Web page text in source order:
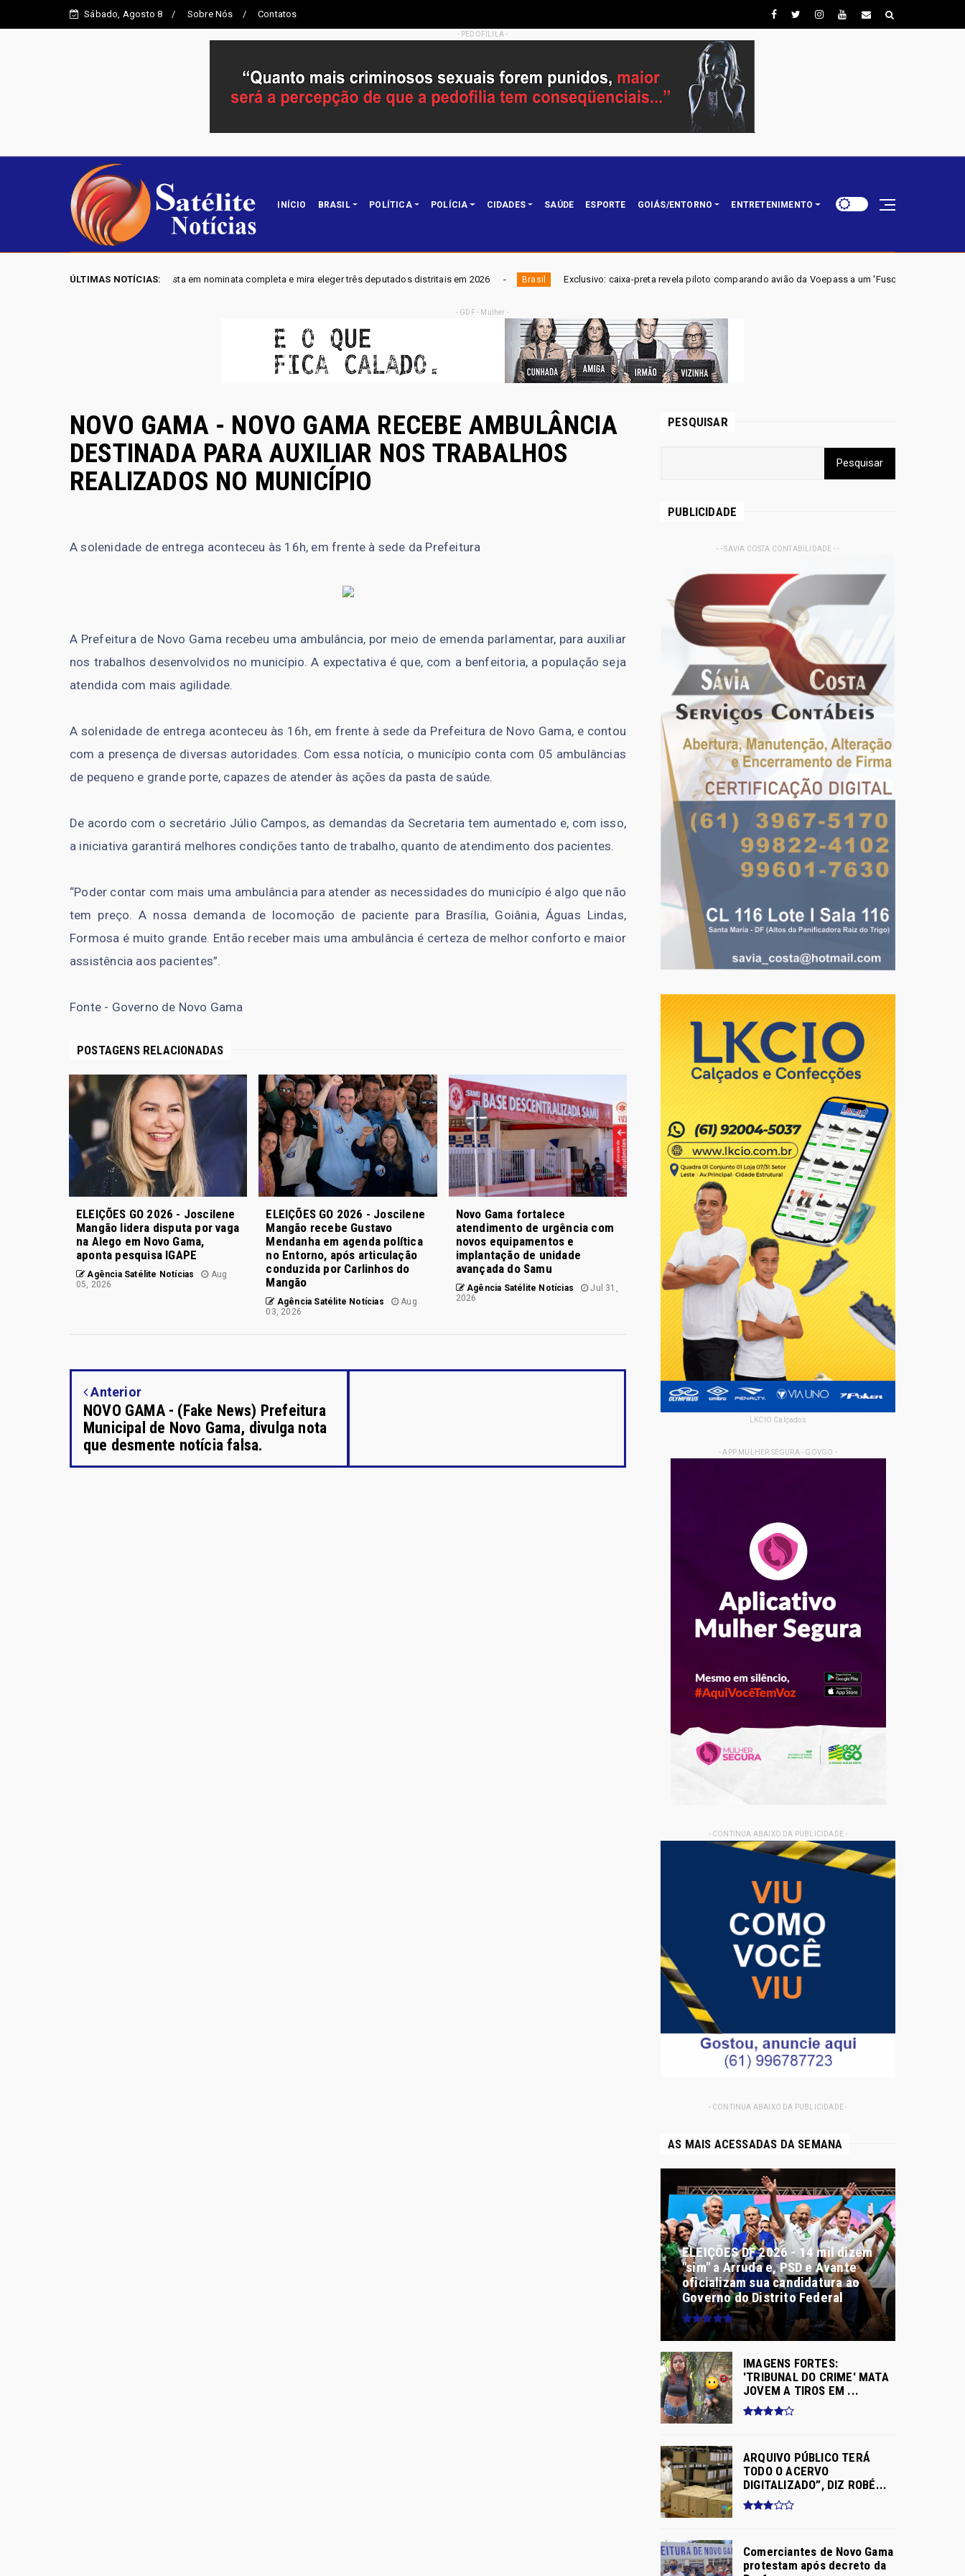
Sábado, Agosto 8 Sobre Nós Contatos
- PEDOFILILA -
INÍCIO BRASIL POLÍTICA POLÍCIA CIDADES SAÚDE ESPORTE GOIÁS/ENTORNO ENTRETENIMENTO
ÚLTIMAS NOTÍCIAS:
- Mobiliza aposta em nominata completa e mira eleger três deputados distritais em 2026 Brasil Exclusivo: caixa-preta revela piloto comparando avião da Voepass a um 'Fusquinha' e admitindo falha no sistema
- GDF - Mulher -
NOVO GAMA - NOVO GAMA RECEBE AMBULÂNCIA
DESTINADA PARA AUXILIAR NOS TRABALHOS
REALIZADOS NO MUNICÍPIO
A solenidade de entrega aconteceu às 16h, em frente à sede da Prefeitura
A Prefeitura de Novo Gama recebeu uma ambulância, por meio de emenda parlamentar, para auxiliar
nos trabalhos desenvolvidos no município. A expectativa é que, com a benfeitoria, a população seja
atendida com mais agilidade.
A solenidade de entrega aconteceu às 16h, em frente à sede da Prefeitura de Novo Gama, e contou
com a presença de diversas autoridades. Com essa notícia, o município conta com 05 ambulâncias
de pequeno e grande porte, capazes de atender às ações da pasta de saúde.
De acordo com o secretário Júlio Campos, as demandas da Secretaria tem aumentado e, com isso,
a iniciativa garantirá melhores condições tanto de trabalho, quanto de atendimento dos pacientes.
“Poder contar com mais uma ambulância para atender as necessidades do município é algo que não
tem preço. A nossa demanda de locomoção de paciente para Brasília, Goiânia, Águas Lindas,
Formosa é muito grande. Então receber mais uma ambulância é certeza de melhor conforto e maior
assistência aos pacientes”.
Fonte - Governo de Novo Gama
POSTAGENS RELACIONADAS
ELEIÇÕES GO 2026 - Joscilene
Mangão lidera disputa por vaga
na Alego em Novo Gama,
aponta pesquisa IGAPE
Agência Satélite Notícias
Aug
05, 2026
ELEIÇÕES GO 2026 - Joscilene
Mangão recebe Gustavo
Mendanha em agenda política
no Entorno, após articulação
conduzida por Carlinhos do
Mangão
Agência Satélite Notícias
Aug
03, 2026
Novo Gama fortalece
atendimento de urgência com
novos equipamentos e
implantação de unidade
avançada do Samu
Agência Satélite Notícias
Jul 31,
2026
Anterior
NOVO GAMA - (Fake News) Prefeitura
Municipal de Novo Gama, divulga nota
que desmente notícia falsa.
PESQUISAR
PUBLICIDADE
- - SAVIA COSTA CONTABILIDADE - -
LKCIO Calçados
- APP MULHER SEGURA - GOVGO -
- CONTINUA ABAIXO DA PUBLICIDADE -
- CONTINUA ABAIXO DA PUBLICIDADE -
AS MAIS ACESSADAS DA SEMANA
ELEIÇÕES DF 2026 - 14 mil dizem
"sim" a Arruda e, PSD e Avante
oficializam sua candidatura ao
Governo do Distrito Federal
IMAGENS FORTES:
'TRIBUNAL DO CRIME' MATA
JOVEM A TIROS EM ...
ARQUIVO PÚBLICO TERÁ
TODO O ACERVO
DIGITALIZADO”, DIZ ROBÉ...
Comerciantes de Novo Gama
protestam após decreto da